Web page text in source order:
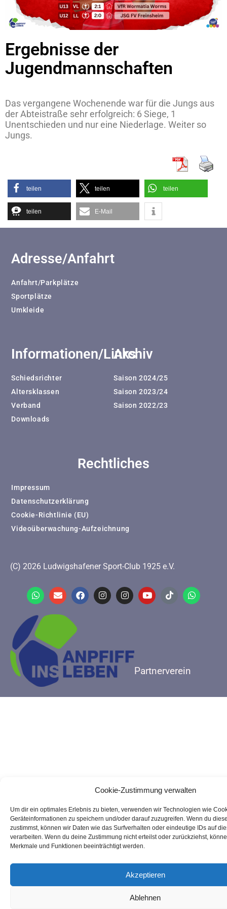
Cookie-Zustimmung verwalten
Um dir ein optimales Erlebnis zu bieten, verwenden wir Technologien wie
Geräteinformationen zu speichern und/oder darauf zuzugreifen. Wenn du
zustimmst, können wir Daten wie das Surfverhalten oder eindeutige IDs auf
verarbeiten. Wenn du deine Zustimmung nicht erteilst oder zurückziehst,
Merkmale und Funktionen beeinträchtigt werden.
Akzeptieren
Ablehnen
Ergebnisse der
Jugendmannschaften
Das vergangene Wochenende war für die Jungs aus
der Abteistraße sehr erfolgreich: 6 Siege, 1
Unentschieden und nur eine Niederlage. Weiter so
Jungs.
teilen teilen teilen
teilen E-Mail
Adresse/Anfahrt
Anfahrt/Parkplätze
Sportplätze
Umkleide
Informationen/Links
Schiedsrichter
Altersklassen
Verband
Downloads
Archiv
Saison 2024/25
Saison 2023/24
Saison 2022/23
Rechtliches
Impressum
Datenschutzerklärung
Cookie-Richtlinie (EU)
Videoüberwachung-Aufzeichnung
(C) 2026 Ludwigshafener Sport-Club 1925 e.V.
Partnerverein